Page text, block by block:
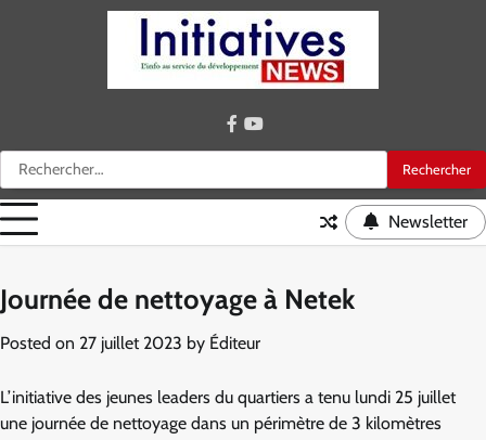
Rechercher :
facebook
youtube
Newsletter
Journée de nettoyage à Netek
Posted on 27 juillet 2023 by Éditeur
L’initiative des jeunes leaders du quartiers a tenu lundi 25 juillet
une journée de nettoyage dans un périmètre de 3 kilomètres